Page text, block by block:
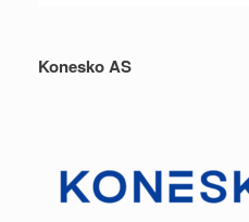
Konesko AS